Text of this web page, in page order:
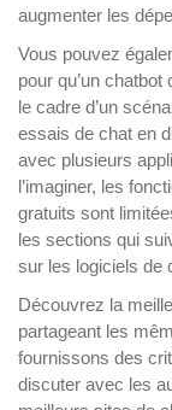
augmenter les
Vous pouvez
pour qu’un
le cadre d’un
essais de chat en
avec plusieurs
l’imaginer, les
gratuits sont
les sections qui
sur les logiciels de
Découvrez la
partageant les
fournissons des
discuter avec les